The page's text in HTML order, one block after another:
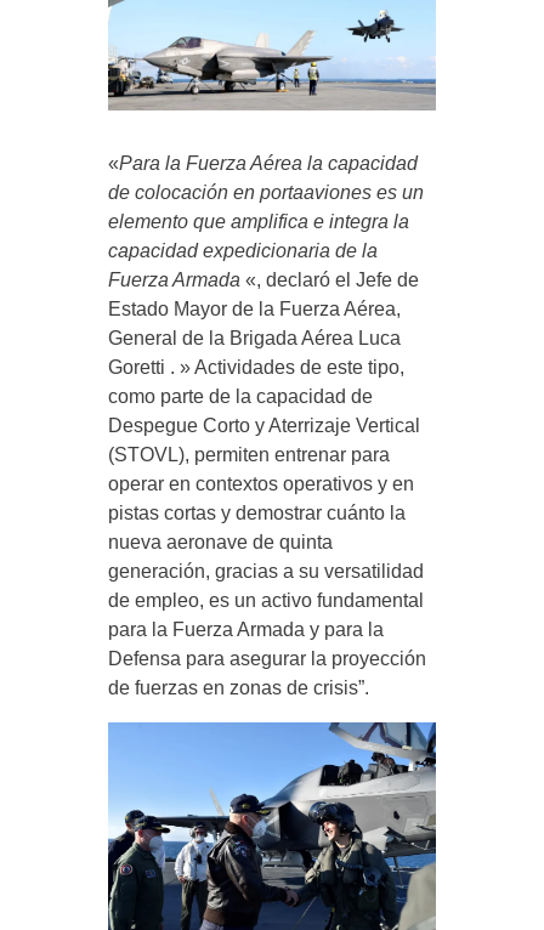
«Para la Fuerza Aérea la capacidad
de colocación en portaaviones es un
elemento que amplifica e integra la
capacidad expedicionaria de la
Fuerza Armada «, declaró el Jefe de
Estado Mayor de la Fuerza Aérea,
General de la Brigada Aérea Luca
Goretti . » Actividades de este tipo,
como parte de la capacidad de
Despegue Corto y Aterrizaje Vertical
(STOVL), permiten entrenar para
operar en contextos operativos y en
pistas cortas y demostrar cuánto la
nueva aeronave de quinta
generación, gracias a su versatilidad
de empleo, es un activo fundamental
para la Fuerza Armada y para la
Defensa para asegurar la proyección
de fuerzas en zonas de crisis”.